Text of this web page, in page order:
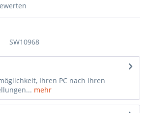
SW10968
Ihren PC nach Ihren
mehr